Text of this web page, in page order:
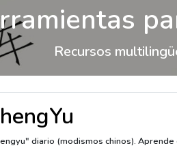
Recursos
diario (modismos chinos).